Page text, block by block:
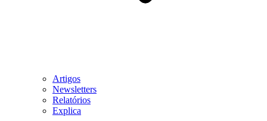
Artigos
Newsletters
Relatórios
Explica